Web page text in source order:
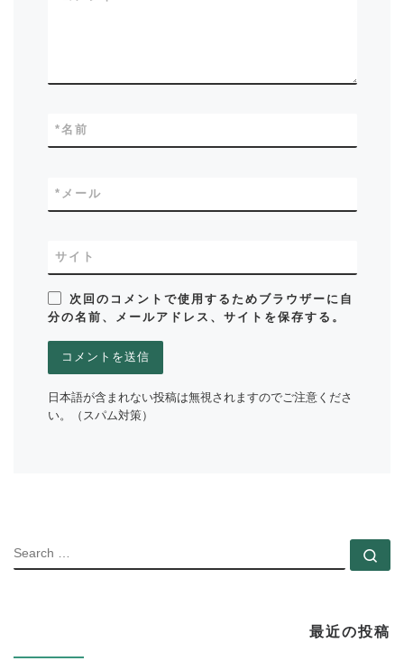
名前
*
メール
*
サイト
次回のコメントで使用するためブラウザーに自
分の名前、メールアドレス、サイトを保存する。
日本語が含まれない投稿は無視されますのでご注意くださ
い。（スパム対策）
最近の投稿